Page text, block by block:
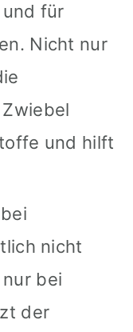
für
Nicht nur
und hilft
nicht
bei
der